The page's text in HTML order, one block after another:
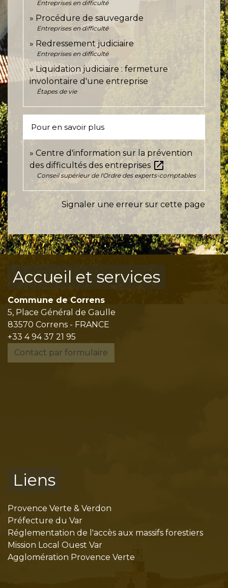
Entreprises en difficulté
Procédure de sauvegarde
Entreprises en difficulté
Redressement judiciaire
Entreprises en difficulté
Liquidation judiciaire : fermeture
involontaire d'une entreprise
Étapes de vie
Pour en savoir plus
Centre d'information sur la prévention
des difficultés des entreprises open_in_new
Conseil supérieur de l'Ordre des experts-comptables
Signaler une erreur sur cette page
Accueil et services
Commune de Correns
5, Place Général de Gaulle
83570 Correns - FRANCE
+33 4 94 37 21 95
Contact par formulaire
Liens
Provence Verte & Verdon
Préfecture du Var
Réglementation de l'accès aux massifs forestiers
Mission Local Ouest Var
Agglomération Provence Verte